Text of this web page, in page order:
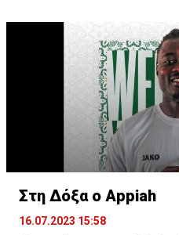
31χρονος άσος.
Στη Δόξα ο Appiah
16.07.2023 15:58